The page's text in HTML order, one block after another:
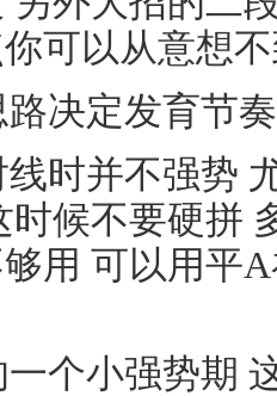
可以从意想
决定发育节奏
时并不强势
时候不要硬拼
用 可以用平
个小强势期